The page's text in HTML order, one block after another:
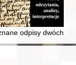
2019-2020
odpisy dwóch